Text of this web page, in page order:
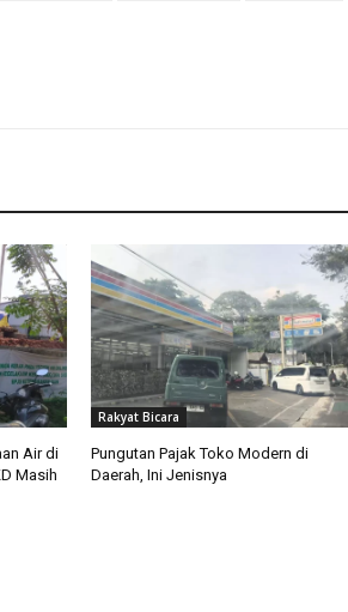
Air di
Masih
Rakyat Bicara
Pungutan Pajak Toko Modern di
Daerah, Ini Jenisnya